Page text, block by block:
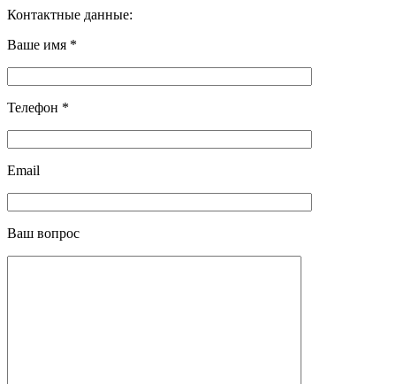
Контактные данные:
Ваше имя *
Телефон *
Email
Ваш вопрос